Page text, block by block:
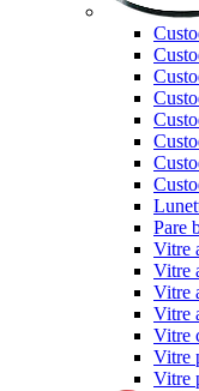
Pare
Vitre
Vitre
Vitre
Vitre
Vitre
Vitre
Vitre